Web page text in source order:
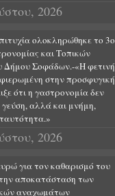
2026
ολοκληρώθηκε το 3ο
και Τοπικών
Δήμου Σοφάδων.-«Η φετινή
στην προσφυγική
ότι η γαστρονομία δεν
αλλά και μνήμη,
2026
για τον καθαρισμό του
αποκατάσταση των
αναχωμάτων